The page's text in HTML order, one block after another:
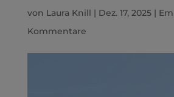
von Laura Knill | Dez. 17, 2025|
Kommentare